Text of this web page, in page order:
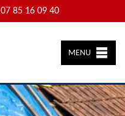
07 85 16 09 40
MENU